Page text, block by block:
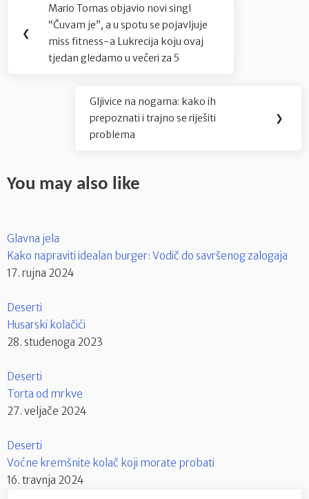
objava
❮
Previous
Post:
Mario Tomas objavio novi singl
“Čuvam je”, a u spotu se pojavljuje
miss fitness-a Lukrecija koju ovaj
tjedan gledamo u večeri za 5
Next
Post:
Gljivice na nogama: kako ih
prepoznati i trajno se riješiti
problema
❯
You may also like
Glavna jela
Kako napraviti idealan burger: Vodič do savršenog zalogaja
17. rujna 2024
Deserti
Husarski kolačići
28. studenoga 2023
Deserti
Torta od mrkve
27. veljače 2024
Deserti
Voćne kremšnite kolač koji morate probati
16. travnja 2024